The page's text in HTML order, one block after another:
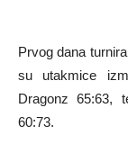
Prvog dana
su utakmice
Dragonz 65:63,
60:73.